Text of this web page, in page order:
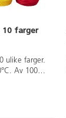
10 farger
ulike farger.
Av 100%